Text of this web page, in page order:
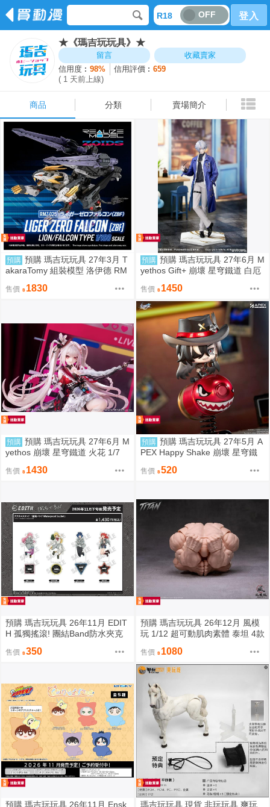
R18 OFF 登入
★《瑪吉玩玩具》★
留言
收藏賣家
信用度︰98% 信用評價︰659
( 1 天前上線)
商品 分類 賣場簡介
預購 預購 瑪吉玩玩具 27年3月 T
akaraTomy 組裝模型 洛伊德 RM
F） 0828
售價 1830
預購 預購 瑪吉玩玩具 27年6月 M
yethos Gift+ 崩壞 星穹鐵道 白厄
售價 1450
預購 預購 瑪吉玩玩具 27年6月 M
yethos 崩壞 星穹鐵道 火花 1/7
售價 1430
預購 預購 瑪吉玩玩具 27年5月 A
PEX Happy Shake 崩壞 星穹鐵
售價 520
預購 瑪吉玩玩具 26年11月 EDIT
H 孤獨搖滾! 團結Band防水夾克
售價 350
預購 瑪吉玩玩具 26年12月 風模
玩 1/12 超可動肌肉素體 泰坦 4款
售價 1080
預購 瑪吉玩玩具 26年11月 Ensk
瑪吉玩玩具 現貨 非玩玩具 爽玩
商品 分類